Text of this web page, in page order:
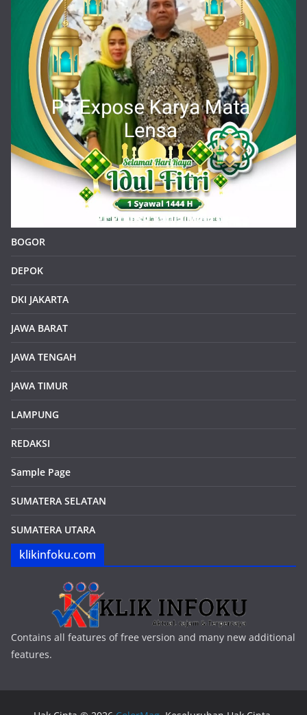
BOGOR
DEPOK
DKI JAKARTA
JAWA BARAT
JAWA TENGAH
JAWA TIMUR
LAMPUNG
REDAKSI
Sample Page
SUMATERA SELATAN
SUMATERA UTARA
klikinfoku.com
Contains all features of free version and many new additional
features.